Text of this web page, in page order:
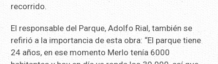
recorrido.
El responsable del Parque, Adolfo Rial, también se
refirió a la importancia de esta obra: “El parque tiene
24 años, en ese momento Merlo tenía 6000